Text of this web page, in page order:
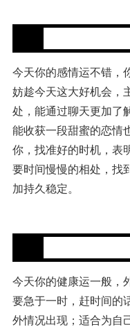
今天你的感情运不错，
妨趁今天这大好机会，
处，能通过聊天更加了
能收获一段甜蜜的恋情
你，找准好的时机，表
要时间慢慢的相处，找
加持久稳定。
今天你的健康运一般，
要急于一时，赶时间的
外情况出现；适合为自